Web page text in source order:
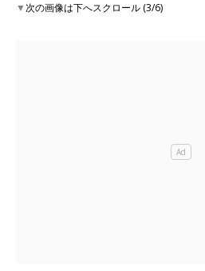
▼次の画像は下へスクロール (3/6)